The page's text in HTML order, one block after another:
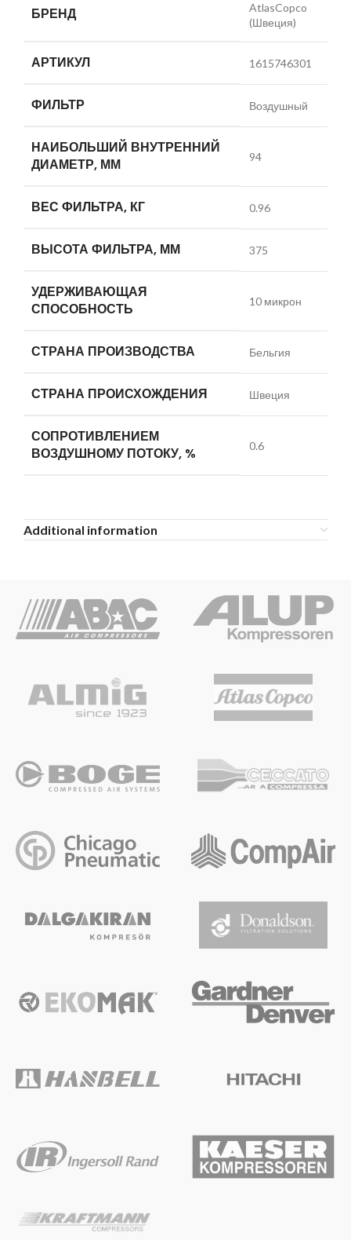
БРЕНД
AtlasCopco
(Швеция)
АРТИКУЛ 1615746301
ФИЛЬТР Воздушный
НАИБОЛЬШИЙ ВНУТРЕННИЙ
ДИАМЕТР, ММ
94
ВЕС ФИЛЬТРА, КГ 0.96
ВЫСОТА ФИЛЬТРА, ММ 375
УДЕРЖИВАЮЩАЯ
СПОСОБНОСТЬ
10 микрон
СТРАНА ПРОИЗВОДСТВА Бельгия
СТРАНА ПРОИСХОЖДЕНИЯ Швеция
СОПРОТИВЛЕНИЕМ
ВОЗДУШНОМУ ПОТОКУ, %
0.6
Additional information